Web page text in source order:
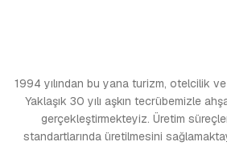
1994 yılından bu yana turizm, otelcilik
Yaklaşık 30 yılı aşkın tecrübemizle
gerçekleştirmekteyiz. Üretim
standartlarında üretilmesini